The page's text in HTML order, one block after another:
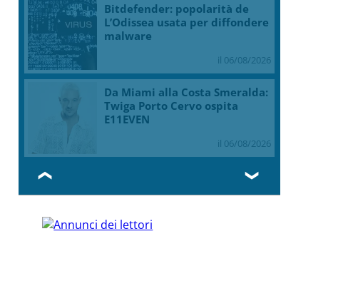
Bitdefender: popolarità de
L’Odissea usata per diffondere
malware
il 06/08/2026
Da Miami alla Costa Smeralda:
Twiga Porto Cervo ospita
E11EVEN
il 06/08/2026
❮ ❯